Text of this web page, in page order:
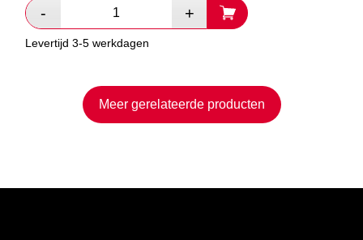
Levertijd 3-5 werkdagen
Meer gerelateerde producten